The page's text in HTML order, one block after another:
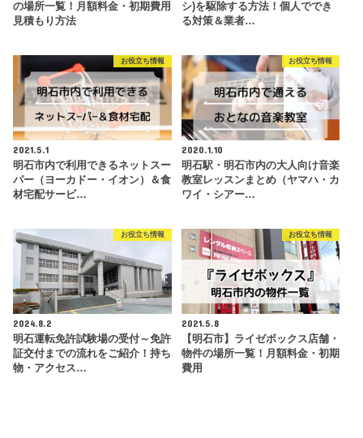
の場所一覧！月額料金・初期費用
見積もり方法
シ)を駆除する方法！個人ででき
る対策＆業者…
お役立ち情報
2021.5.1
明石市内で利用できるネットスー
パー（ヨーカドー・イオン）＆食
材宅配サービ…
お役立ち情報
2020.1.10
明石駅・明石市内の大人向け音楽
教室レッスンまとめ（ヤマハ・カ
ワイ・シアー…
お役立ち情報
2024.8.2
明石運転免許試験場の受付～免許
証交付までの流れをご紹介！持ち
物・アクセス…
お役立ち情報
2021.5.8
【明石市】ライゼボックス店舗・
物件の場所一覧！月額料金・初期
費用